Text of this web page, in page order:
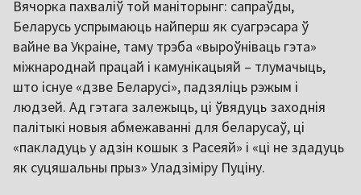
Вячорка пахваліў той маніторынг: сапраўды,
Беларусь успрымаюць найперш як суагрэсара ў
вайне ва Украіне, таму трэба «выроўніваць гэта»
міжнароднай працай і камунікацыяй – тлумачыць,
што існуе «дзве Беларусі», падзяліць рэжым і
людзей. Ад гэтага залежыць, ці ўвядуць заходнія
палітыкі новыя абмежаванні для беларусаў, ці
«пакладуць у адзін кошык з Расеяй» і «ці не здадуць
як суцяшальны прыз» Уладзіміру Пуціну.